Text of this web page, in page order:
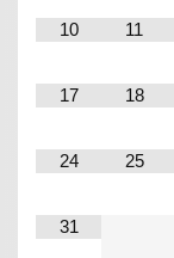
10 11
17 18
24 25
31